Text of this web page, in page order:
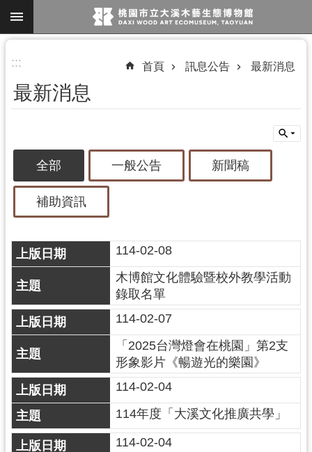
跳到主要內容區塊
搜
尋
參
資
展
覽
便
民
服
務
活
動
研
究
::: 首頁 訊息公告 最新消息
最新消息
全部 一般公告 新聞稿
補助資訊
114-02-08
木博館文化體驗暨校外教學活動
錄取名單
114-02-07
「2025台灣燈會在桃園」第2支
形象影片《暢遊光的樂園》
114-02-04
114年度「大溪文化推廣共學」
114-02-04